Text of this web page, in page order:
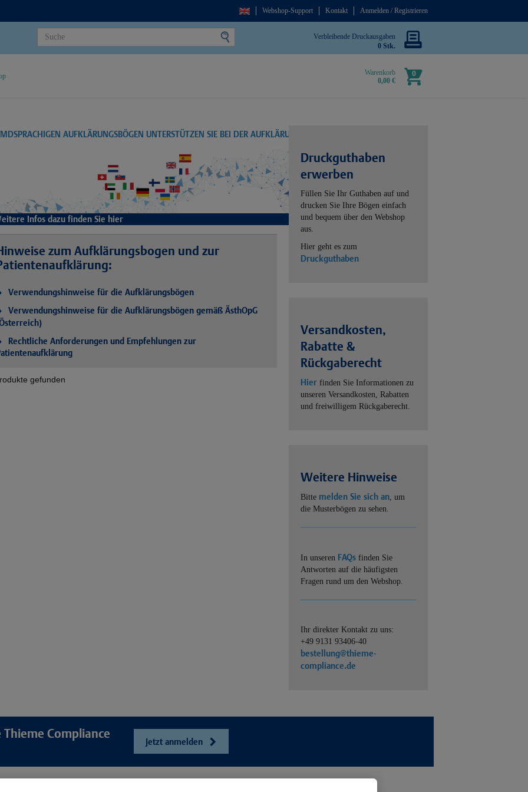
Webshop-Support Kontakt Anmelden / Registrieren
Verbleibende Druckausgaben
0 Stk.
Warenkorb
0,00 €
0
AUFKLÄRUNGSBÖGEN UNTERSTÜTZEN SIE BEI DER AUFKLÄRUNG
Infos dazu finden Sie hier
zum Aufklärungsbogen und zur
Verwendungshinweise für die Aufklärungsbögen
Verwendungshinweise für die Aufklärungsbögen gemäß ÄsthOpG
Rechtliche Anforderungen und Empfehlungen zur
gefunden
Druckguthaben
erwerben
Füllen Sie Ihr Guthaben auf und
drucken Sie Ihre Bögen einfach
und bequem über den Webshop
aus.
Hier geht es zum
Druckguthaben
Versandkosten,
Rabatte &
Rückgaberecht
Hier finden Sie Informationen zu
unseren Versandkosten, Rabatten
und freiwilligem Rückgaberecht.
Weitere Hinweise
Bitte melden Sie sich an, um
die Musterbögen zu sehen.
In unseren FAQs finden Sie
Antworten auf die häufigsten
Fragen rund um den Webshop.
Ihr direkter Kontakt zu uns:
+49 9131 93406-40
bestellung@thieme-
compliance.de
Compliance
Jetzt anmelden